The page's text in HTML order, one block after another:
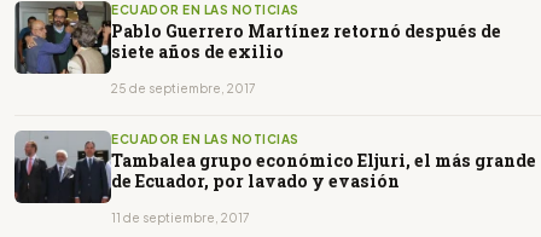
ECUADOR EN LAS NOTICIAS
Pablo Guerrero Martínez retornó después de
siete años de exilio
25 de septiembre, 2017
ECUADOR EN LAS NOTICIAS
Tambalea grupo económico Eljuri, el más grande
de Ecuador, por lavado y evasión
11 de septiembre, 2017